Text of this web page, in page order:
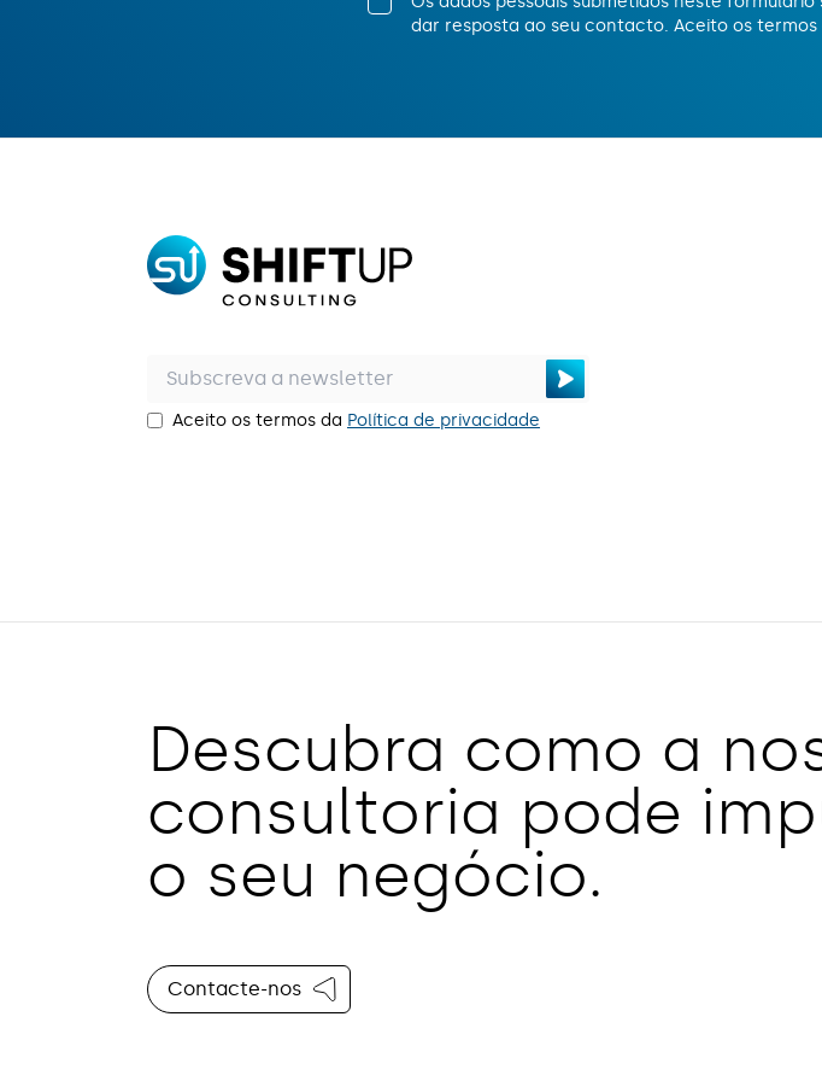
dar resposta ao seu contacto. Aceito os termos
Aceito os termos da Política de privacidade
Descubra como a
consultoria pode
o seu negócio.
Contacte-nos